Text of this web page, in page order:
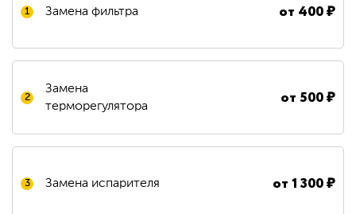
1 Замена фильтра от 400₽
2
Замена
терморегулятора
от500₽
3 Замена испарителя от1 300₽